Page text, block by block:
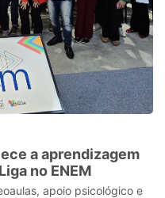
a aprendizagem
no ENEM
apoio psicológico e